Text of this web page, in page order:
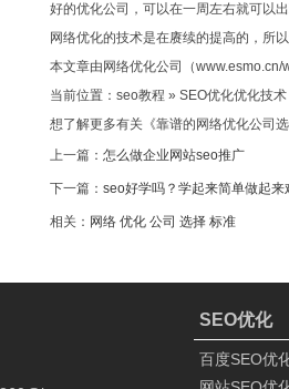
好的优化公司，可以在一周左右就可以
网络优化的技术是在赓续的提高的，所
本文章由网络优化公司（www.esmo.cn/
当前位置：seo教程 » SEO优化优化技
想了解更多有关《靠谱的网络优化公司
上一篇： 怎么做企业网站seo推广
下一篇： seo好学吗？学起来简单做起来
相关： 网络 优化 公司 选择 标准
SEO优化
百度SEO优